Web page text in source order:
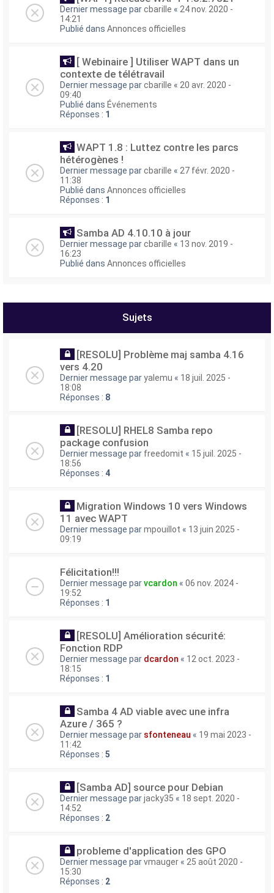
Dernier message parcbarille « 24 nov. 2020 -
14:21
Publié dans Annonces officielles
[ Webinaire ] Utiliser WAPT dans un
contexte de télétravail
Dernier message parcbarille « 20 avr. 2020 -
09:40
Publié dans Événements
Réponses : 1
WAPT 1.8 : Luttez contre les parcs
hétérogènes !
Dernier message parcbarille « 27 févr. 2020 -
11:38
Publié dans Annonces officielles
Réponses : 1
Samba AD 4.10.10 à jour
Dernier message parcbarille « 13 nov. 2019 -
16:23
Publié dans Annonces officielles
Sujets
[RESOLU] Problème maj samba 4.16
vers 4.20
Dernier message paryalemu « 18 juil. 2025 -
18:08
Réponses : 8
[RESOLU] RHEL8 Samba repo
package confusion
Dernier message par freedomit « 15 juil. 2025 -
18:56
Réponses : 4
Migration Windows 10 vers Windows
11 avec WAPT
Dernier message parmpouillot « 13 juin 2025 -
09:19
Félicitation!!!
Dernier message parvcardon « 06 nov. 2024 -
19:52
Réponses : 1
[RESOLU] Amélioration sécurité:
Fonction RDP
Dernier message par dcardon « 12 oct. 2023 -
18:15
Réponses : 1
Samba 4 AD viable avec une infra
Azure / 365 ?
Dernier message par sfonteneau « 19 mai 2023 -
11:42
Réponses : 5
[Samba AD] source pour Debian
Dernier message parjacky35 « 18 sept. 2020 -
14:52
Réponses : 2
probleme d'application des GPO
Dernier message parvmauger « 25 août 2020 -
15:30
Réponses : 2